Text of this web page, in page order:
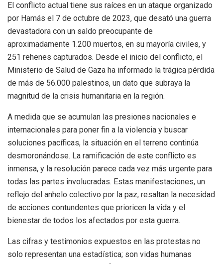
El conflicto actual tiene sus raíces en un ataque organizado
por Hamás el 7 de octubre de 2023, que desató una guerra
devastadora con un saldo preocupante de
aproximadamente 1.200 muertos, en su mayoría civiles, y
251 rehenes capturados. Desde el inicio del conflicto, el
Ministerio de Salud de Gaza ha informado la trágica pérdida
de más de 56.000 palestinos, un dato que subraya la
magnitud de la crisis humanitaria en la región.
A medida que se acumulan las presiones nacionales e
internacionales para poner fin a la violencia y buscar
soluciones pacíficas, la situación en el terreno continúa
desmoronándose. La ramificación de este conflicto es
inmensa, y la resolución parece cada vez más urgente para
todas las partes involucradas. Estas manifestaciones, un
reflejo del anhelo colectivo por la paz, resaltan la necesidad
de acciones contundentes que prioricen la vida y el
bienestar de todos los afectados por esta guerra.
Las cifras y testimonios expuestos en las protestas no
solo representan una estadística; son vidas humanas